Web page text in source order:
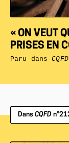
« ON VEUT
PRISES EN
Paru dansCQFD
Dans CQFD